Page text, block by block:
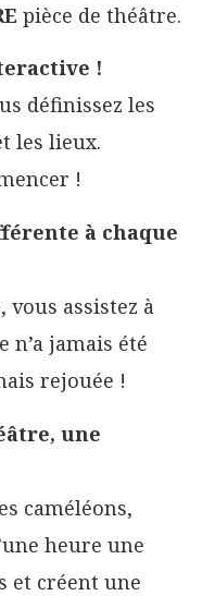
pièce de théâtre.
!
définissez les
les lieux.
!
à chaque
vous assistez à
n’a jamais été
rejouée !
une
caméléons,
heure une
et créent une